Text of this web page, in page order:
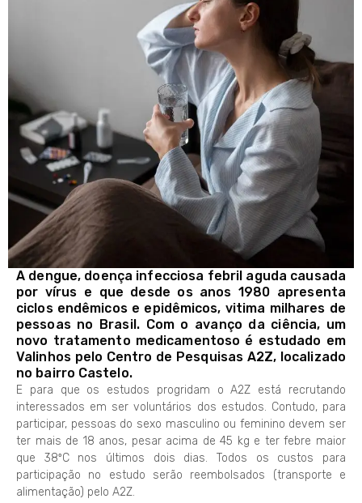
A dengue, doença infecciosa febril aguda causada
por vírus e que desde os anos 1980 apresenta
ciclos endêmicos e epidêmicos, vitima milhares de
pessoas no Brasil. Com o avanço da ciência, um
novo tratamento medicamentoso é estudado em
Valinhos pelo Centro de Pesquisas A2Z, localizado
no bairro Castelo.
E para que os estudos progridam o A2Z está recrutando
interessados em ser voluntários dos estudos. Contudo, para
participar, pessoas do sexo masculino ou feminino devem ser
ter mais de 18 anos, pesar acima de 45 kg e ter febre maior
que 38ºC nos últimos dois dias. Todos os custos para
participação no estudo serão reembolsados (transporte e
alimentação) pelo A2Z.